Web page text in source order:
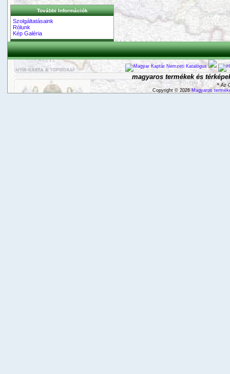
További Információk
Szolgáltatásaink
Rólunk
Kép Galéria
magyaros termékek és
* Az
Copyright © 2026 Magyaros